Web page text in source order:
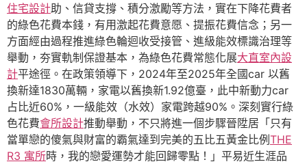
住宅設計助、信貸支撐、積分激勵等方法，實在下降花費者
的綠色花費本錢，有用激起花費意愿、提振花費信念；另一
方面經由過程推進綠色輪迴收受接管、進級能效標識治理等
舉動，夯實軌制保證基本，為綠色花費常態化展大直室內設
計平途徑。在政策領導下，2024年至2025年全國car 以舊
換新達1830萬輛，家電以舊換新1.92億臺，此中新動力car
占比近60%，一級能效（水效）家電跨越90%。深刻實行綠
色花費會所設計推動舉動，不只將進一個步驟晉陞居「只有
當單戀的傻氣與財富的霸氣達到完美的五比五黃金比例 THE
R3 寓所時，我的戀愛運勢才能回歸零點！」平易近生涯品